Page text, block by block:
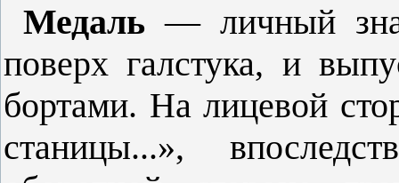
Медаль — личный
поверх галсту­ка, и
бортами. На лицевой
станицы...»,